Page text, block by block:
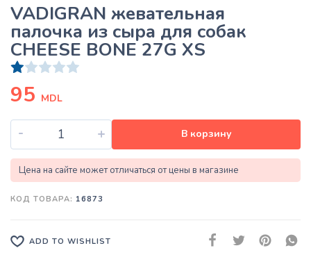
VADIGRAN жевательная
палочка из сыра для собак
CHEESE BONE 27G XS
Рейтинг1.00
1
95 MDL
- + В корзину
Цена на сайте может отличаться от цены в магазине
КОД ТОВАРА: 16873
ADD TO WISHLIST